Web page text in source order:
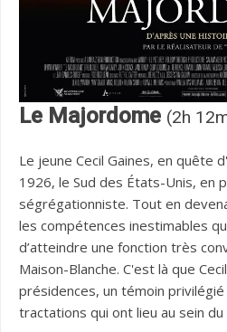
Le Majordome (2h
Le jeune Cecil Gaines, en quête
1926, le Sud des États-Unis, en
ségrégationniste. Tout en
les compétences inestimables
d’atteindre une fonction très
Maison-Blanche. C'est là que
présidences, un témoin
tractations qui ont lieu au sein du